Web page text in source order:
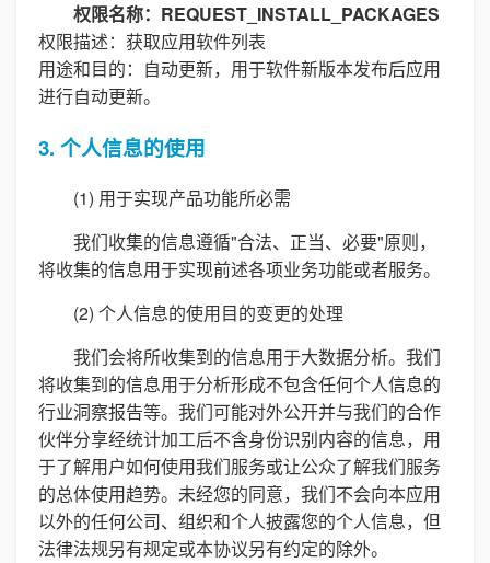
权限名称：REQUEST_INSTALL_PACKAGES
权限描述：获取应用软件列表
用途和目的：自动更新，用于软件新版本发布后应用
进行自动更新。
3. 个人信息的使用
(1) 用于实现产品功能所必需
我们收集的信息遵循"合法、正当、必要"原则，
将收集的信息用于实现前述各项业务功能或者服务。
(2) 个人信息的使用目的变更的处理
我们会将所收集到的信息用于大数据分析。我们
将收集到的信息用于分析形成不包含任何个人信息的
行业洞察报告等。我们可能对外公开并与我们的合作
伙伴分享经统计加工后不含身份识别内容的信息，用
于了解用户如何使用我们服务或让公众了解我们服务
的总体使用趋势。未经您的同意，我们不会向本应用
以外的任何公司、组织和个人披露您的个人信息，但
法律法规另有规定或本协议另有约定的除外。